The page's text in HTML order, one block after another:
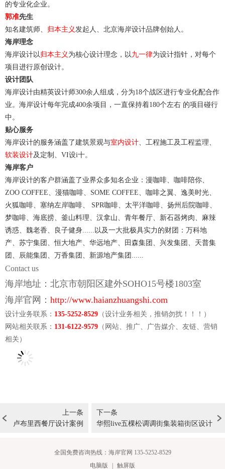
的专业化企业。
郭准先生
知名建筑师、 归本主义发起人、北京海岸设计品牌创始人。
海岸理念
海岸设计以归本主义 为核心设计理念，以九一律为设计指针，对每个
项目进行原创设计。
设计团队
海岸设计由精英设计师300余人组成，分为18个战区进行专业化配合作
业。海岸设计每年完成400余项目，一直保持着180个左右 的项目碰行
中。
贴心服务
海岸设计的服务涵盖了建筑景观与室内设计、工程施工及工程监理、
软装设计及定制、VI设i十。
海岸客户
海岸设计的客户群涵盖了业界众多知名企业：漫咖啡、咖啡陪你、
ZOO COFFEE、漫猫咖啡、SOME COFFEE、咖啡之翼、逸美时光、
火狐咖啡、塞纳左岸咖啡、 SPR咖啡、太平洋咖啡、扬州后院咖啡、
梦咖啡、海底捞、釜山料理、汉拿山、青年餐厅、新石器烤肉、麻辣
诱惑、魏老香、良子健身......以及一大批极具实力的财团：万科地
产、苏宁集团、恒大地产、华远地产、田森集团、兴发集团、天普集
团、辰能集团、万香集团、新源地产集团......
Contact us
海岸地址：北京市朝阳区建外SOHO15号楼1803室
海岸官网： http://www.haianzhuangshi.com
设计业务联系： 135-5252-8529 （设计业务相关，推销勿扰！！！）
网站相关联系： 131-6122-9579 （网站、推广、广告媒介、 友链、营销
相关 ）
上一条
卢布里西餐厅设计案例
下一条
华熙live五棵松调调街集装箱街区设计
全国免费咨询热线：海岸官网 135-5252-8529
电脑版
触屏版